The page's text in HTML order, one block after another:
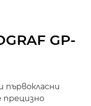
GP-
прецизно